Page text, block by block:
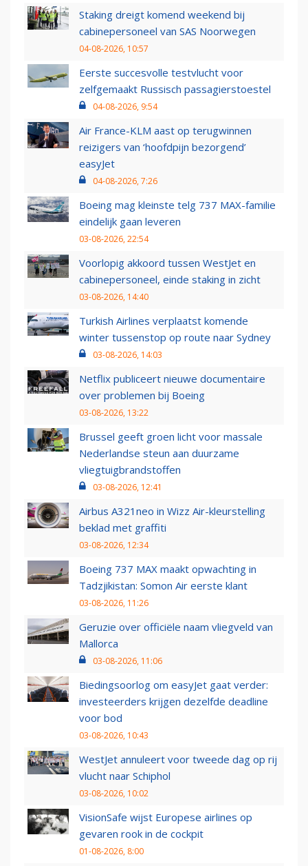
Staking dreigt komend weekend bij
cabinepersoneel van SAS Noorwegen
04-08-2026, 10:57
Eerste succesvolle testvlucht voor
zelfgemaakt Russisch passagierstoestel
04-08-2026, 9:54
Air France-KLM aast op terugwinnen
reizigers van ‘hoofdpijn bezorgend’
easyJet
04-08-2026, 7:26
Boeing mag kleinste telg 737 MAX-familie
eindelijk gaan leveren
03-08-2026, 22:54
Voorlopig akkoord tussen WestJet en
cabinepersoneel, einde staking in zicht
03-08-2026, 14:40
Turkish Airlines verplaatst komende
winter tussenstop op route naar Sydney
03-08-2026, 14:03
Netflix publiceert nieuwe documentaire
over problemen bij Boeing
03-08-2026, 13:22
Brussel geeft groen licht voor massale
Nederlandse steun aan duurzame
vliegtuigbrandstoffen
03-08-2026, 12:41
Airbus A321neo in Wizz Air-kleurstelling
beklad met graffiti
03-08-2026, 12:34
Boeing 737 MAX maakt opwachting in
Tadzjikistan: Somon Air eerste klant
03-08-2026, 11:26
Geruzie over officiële naam vliegveld van
Mallorca
03-08-2026, 11:06
Biedingsoorlog om easyJet gaat verder:
investeerders krijgen dezelfde deadline
voor bod
03-08-2026, 10:43
WestJet annuleert voor tweede dag op rij
vlucht naar Schiphol
03-08-2026, 10:02
VisionSafe wijst Europese airlines op
gevaren rook in de cockpit
01-08-2026, 8:00